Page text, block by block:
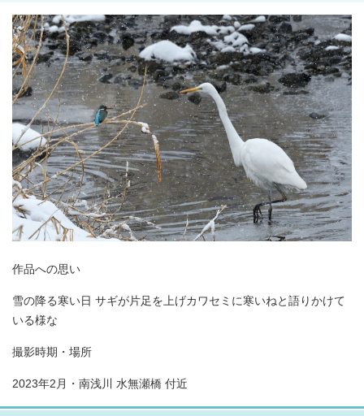
作品への思い
雪の降る寒い日 サギが片足を上げカワセミに寒いねと語りかけて
いる様な
撮影時期・場所
2023年2月・南浅川 水無瀬橋 付近